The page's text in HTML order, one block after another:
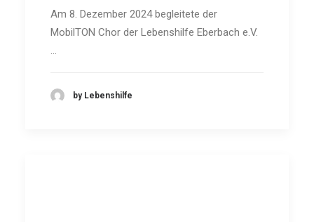
Am 8. Dezember 2024 begleitete der
MobilTON Chor der Lebenshilfe Eberbach e.V.
…
by Lebenshilfe